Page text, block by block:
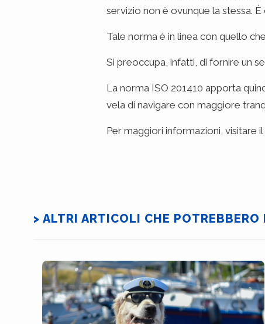
servizio non è ovunque la stessa.
Tale norma è in linea con quello
Si preoccupa, infatti, di fornire un
La norma ISO 201410 apporta
vela di navigare con maggiore
Per maggiori informazioni, visitare
> ALTRI ARTICOLI CHE POTREBBERO